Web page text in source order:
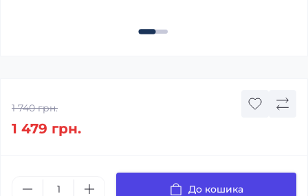
1 740 грн.
1 479 грн.
До кошика